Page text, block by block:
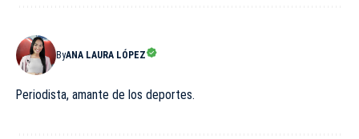
ByANA LAURA LÓPEZ
Periodista, amante de los deportes.